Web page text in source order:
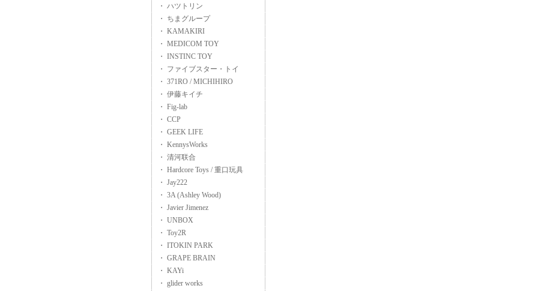
・ ハツトリン
・ ちまグループ
・ KAMAKIRI
・ MEDICOM TOY
・ INSTINC TOY
・ ファイブスター・トイ
・ 371RO / MICHIHIRO
・ 伊藤キイチ
・ Fig-lab
・ CCP
・ GEEK LIFE
・ KennysWorks
・ 清河联合
・ Hardcore Toys / 重口玩具
・ Jay222
・ 3A (Ashley Wood)
・ Javier Jimenez
・ UNBOX
・ Toy2R
・ ITOKIN PARK
・ GRAPE BRAIN
・ KAYi
・ glider works